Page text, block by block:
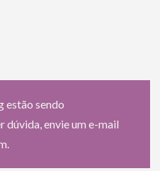
estão sendo
dúvida, envie um e-mail